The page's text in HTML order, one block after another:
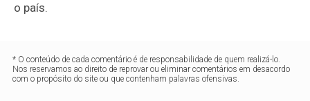
o país.
* O conteúdo de cada comentário é de responsabilidade de quem realizá-lo.
Nos reservamos ao direito de reprovar ou eliminar comentários em desacordo
com o propósito do site ou que contenham palavras ofensivas.